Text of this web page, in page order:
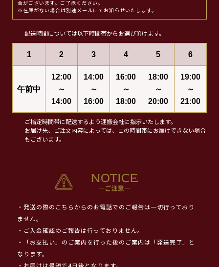
合がございます。ご了承ください。
※在庫がない場合は別途メールにてお知らせいたします。
配送時間については以下時間帯からお選び頂けます。
1 2 3 4 5 6
午前中
12:00
～
14:00
14:00
～
16:00
16:00
～
18:00
18:00
～
20:00
19:00
～
21:00
ご指定時間帯に配送するよう運搬会社に指示いたします。
お届け先、ご注文内容によっては、この時間帯にお届けできない場合
もございます。
・発送の際のこちらからのお電話でのご報告は一切行っており
ません。
・ご入金確認のご報告は行っておりません。
・「お支払い」のご案内を行った後のご案内は「発送完了」と
なります。